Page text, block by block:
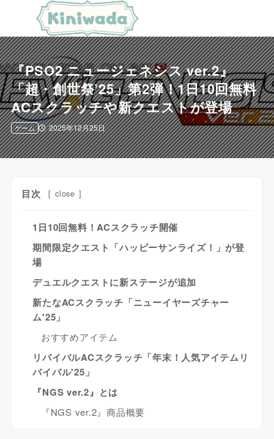
『PSO2 ニュージェネシス ver.2』
「超・創世祭’25」第2弾！1日10回無料
ACスクラッチや新クエストが登場
2025年12月25日
ゲーム
目次 [ close ]
1日10回無料！ACスクラッチ開催
期間限定クエスト「ハッピーサンライズ！」が登
場
デュエルクエストに新ステージが追加
新たなACスクラッチ「ニューイヤーズチャー
ム'25」
おすすめアイテム
リバイバルACスクラッチ「年末！人気アイテムリ
バイバル'25」
『NGS ver.2』とは
『NGS ver.2』商品概要